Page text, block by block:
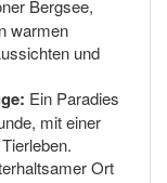
Bergsee,
warmen
und
Ein Paradies
mit einer
Ort